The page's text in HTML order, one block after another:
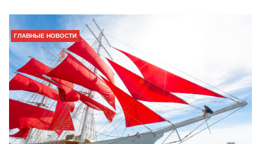
ГЛАВНЫЕ НОВОСТИ